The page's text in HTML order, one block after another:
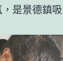
是景德鎮